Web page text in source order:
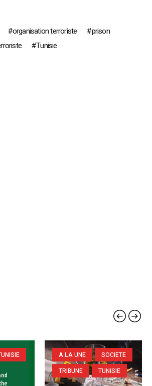
organisation terroriste
prison
Tunisie
A LA UNE
SOCIETE
TRIBUNE
TUNISIE